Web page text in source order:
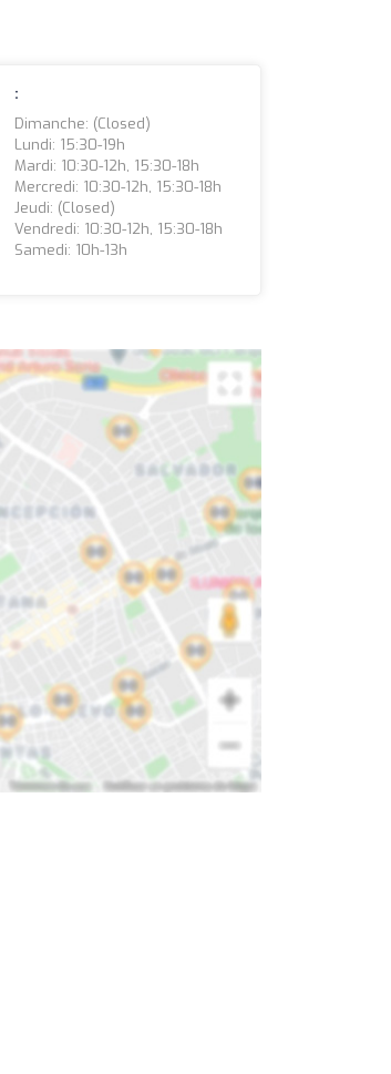
:
Dimanche: (closed)
Lundi: 15:30-19h
Mardi: 10:30-12h, 15:30-18h
Mercredi: 10:30-12h, 15:30-18h
Jeudi: (closed)
Vendredi: 10:30-12h, 15:30-18h
Samedi: 10h-13h